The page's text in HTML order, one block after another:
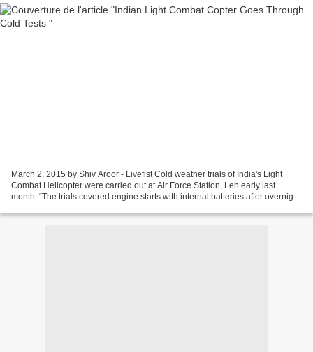
March 2, 2015 by Shiv Aroor - Livefist Cold weather trials of India's Light
Combat Helicopter were carried out at Air Force Station, Leh early last
month. “The trials covered engine starts with internal batteries after overnight